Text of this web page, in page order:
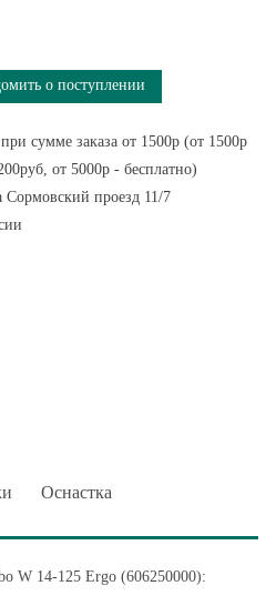
о поступлении
сумме заказа от 1500р (от 1500р
от 5000р - бесплатно)
проезд 11/7
Оснастка
W 14-125 Ergo (606250000):